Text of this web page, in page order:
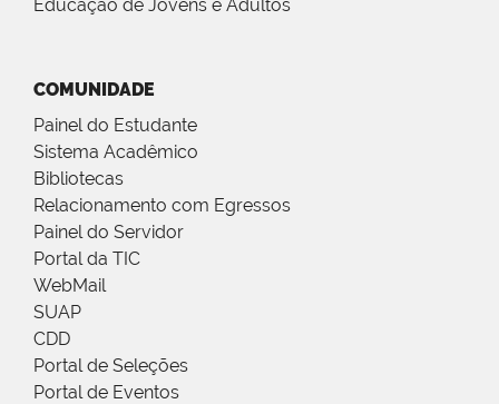
Educação de Jovens e Adultos
COMUNIDADE
Painel do Estudante
Sistema Acadêmico
Bibliotecas
Relacionamento com Egressos
Painel do Servidor
Portal da TIC
WebMail
SUAP
CDD
Portal de Seleções
Portal de Eventos